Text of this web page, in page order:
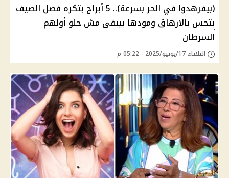
(بيفرهدوا في الحر بسرعة).. 5 أبراج بتكره فصل الصيف
بتحس بالارهاق ومودها بيبقى مش حلو أولهم
السرطان
الثلاثاء 17/يونيو/2025 - 05:22 م